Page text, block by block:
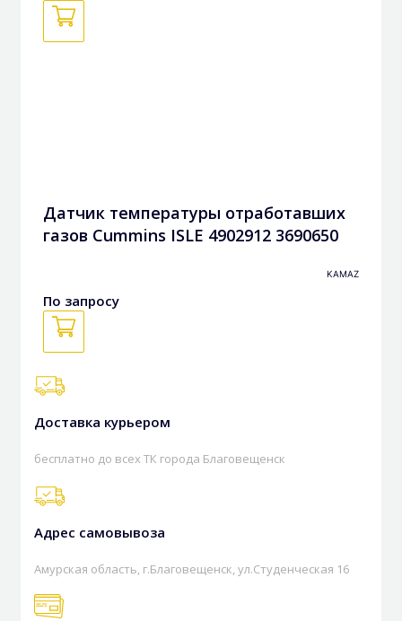
Датчик температуры отработавших
газов Cummins ISLE 4902912 3690650
KAMAZ
По запросу
Доставка курьером
бесплатно до всех ТК города Благовещенск
Адрес самовывоза
Амурская область, г.Благовещенск, ул.Студенческая 16